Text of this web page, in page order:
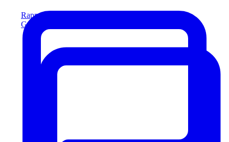
Rapports pour prêteurs
Générez des rapports conformes aux prêteurs